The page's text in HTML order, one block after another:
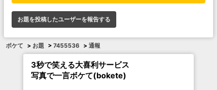
お題を投稿したユーザーを報告する
ボケて > お題 > 7455536 > 通報
3秒で笑える大喜利サービス
写真で一言ボケて(bokete)